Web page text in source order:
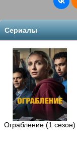
Сериалы
Ограбление (1 сезон)